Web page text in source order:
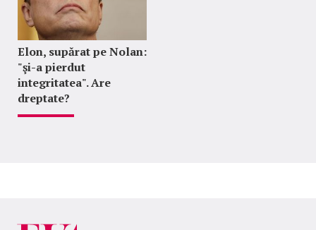
Elon, supărat pe Nolan:
"şi-a pierdut
integritatea". Are
dreptate?